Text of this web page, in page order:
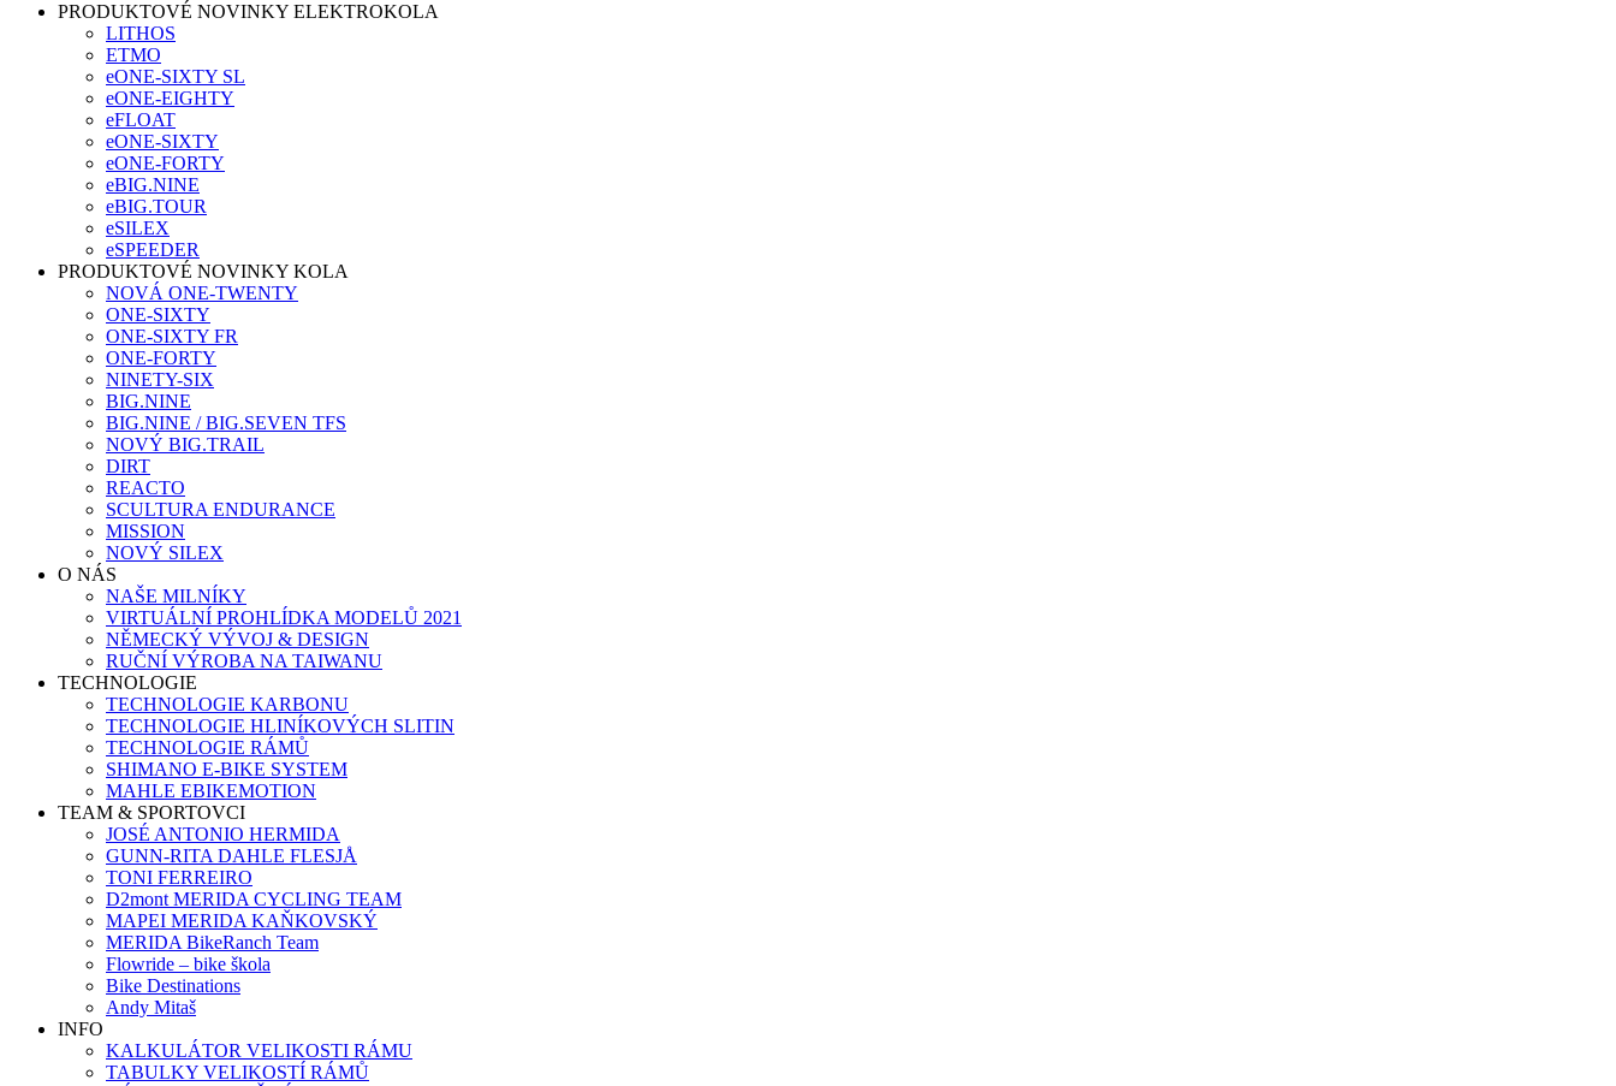
PRODUKTOVÉ NOVINKY ELEKTROKOLA
LITHOS
ETMO
eONE-SIXTY SL
eONE-EIGHTY
eFLOAT
eONE-SIXTY
eONE-FORTY
eBIG.NINE
eBIG.TOUR
eSILEX
eSPEEDER
PRODUKTOVÉ NOVINKY KOLA
NOVÁ ONE-TWENTY
ONE-SIXTY
ONE-SIXTY FR
ONE-FORTY
NINETY-SIX
BIG.NINE
BIG.NINE / BIG.SEVEN TFS
NOVÝ BIG.TRAIL
DIRT
REACTO
SCULTURA ENDURANCE
MISSION
NOVÝ SILEX
O NÁS
NAŠE MILNÍKY
VIRTUÁLNÍ PROHLÍDKA MODELŮ 2021
NĚMECKÝ VÝVOJ & DESIGN
RUČNÍ VÝROBA NA TAIWANU
TECHNOLOGIE
TECHNOLOGIE KARBONU
TECHNOLOGIE HLINÍKOVÝCH SLITIN
TECHNOLOGIE RÁMŮ
SHIMANO E-BIKE SYSTEM
MAHLE EBIKEMOTION
TEAM & SPORTOVCI
JOSÉ ANTONIO HERMIDA
GUNN-RITA DAHLE FLESJÅ
TONI FERREIRO
D2mont MERIDA CYCLING TEAM
MAPEI MERIDA KAŇKOVSKÝ
MERIDA BikeRanch Team
Flowride – bike škola
Bike Destinations
Andy Mitaš
INFO
KALKULÁTOR VELIKOSTI RÁMU
TABULKY VELIKOSTÍ RÁMŮ